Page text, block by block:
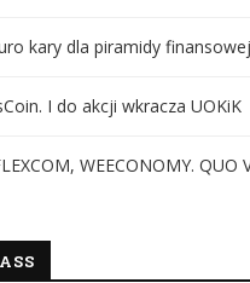
kary dla piramidy
I do akcji wkracza UOKiK
WEECONOMY. QUO